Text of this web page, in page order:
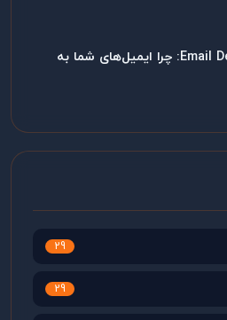
Email Deliverability: چرا ایمیل‌های شما به
29
29